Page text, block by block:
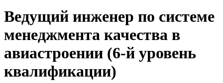
Ведущий инженер по системе
менеджмента качества в
авиастроении (6-й уровень
квалификации)